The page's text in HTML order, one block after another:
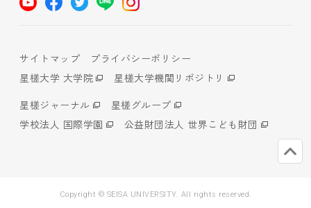
サイトマップ
プライバシーポリシー
星槎大学 大学院
星槎大学機関リポジトリ
星槎ジャーナル
星槎グループ
学校法人 国際学園
公益財団法人 世界こども財団
Copyright © SEISA UNIVERSITY. All rights reserved.